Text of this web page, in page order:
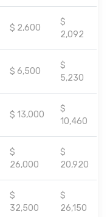
$ 2,600
$
2,092
$ 6,500
$
5,230
$ 13,000
$
10,460
$
26,000
$
20,920
$
32,500
$
26,150